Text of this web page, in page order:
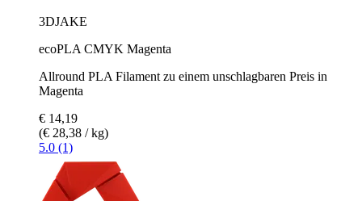
3DJAKE
ecoPLA CMYK Magenta
Allround PLA Filament zu einem unschlagbaren Preis in
Magenta
€ 14,19
(€ 28,38 / kg)
5.0 (1)